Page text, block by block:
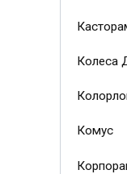
Колеса
Комус